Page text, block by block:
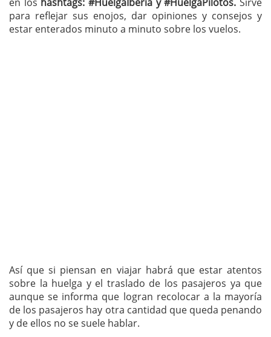
para reflejar sus enojos, dar opiniones y consejos y
estar enterados minuto a minuto sobre los vuelos.
Así que si piensan en viajar habrá que estar atentos
sobre la huelga y el traslado de los pasajeros ya que
aunque se informa que logran recolocar a la mayoría
de los pasajeros hay otra cantidad que queda penando
y de ellos no se suele hablar.